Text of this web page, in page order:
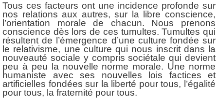
Tous ces facteurs ont une incidence profonde sur
nos relations aux autres, sur la libre conscience,
l’orientation morale de chacun. Nous prenons
conscience dès lors de ces tumultes. Tumultes qui
résultent de l’émergence d’une culture fondée sur
le relativisme, une culture qui nous inscrit dans la
nouveauté sociale y compris sociétale qui devient
peu à peu la nouvelle norme morale. Une norme
humaniste avec ses nouvelles lois factices et
artificielles fondées sur la liberté pour tous, l’égalité
pour tous, la fraternité pour tous.